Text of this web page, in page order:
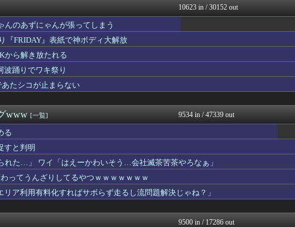
ホクホクゥ！」←
思考ちゃんねる
が語る、あの時のリアルすぎる体...
GOSSIP速報
ｗｗｗｗｗ
！ホクホクゥ！」←
峡直撃確定」日本「最も強い勢...
/)；｀ω´)＜国家総動...
る冷感ポンチョが3,98...
VIPPER速報
乃木坂46】
4人衆、発見されるｗｗｗｗｗ...
ス見ると思うんだが雰囲気美人や...
喪女リカ喪女ルカ┃鬼女・生...
がーるずレポート - ガー...
された美人すぎるご尊顔がこ...
不思議.net - 5ch...
ヤバすぎて草ｗｗｗ
の戦い！メイドvs執事にな...
んでもない事態にｗｗｗ【怖すぎ...
キスログ
、メガドラミニ、ネオジオミニ
あらまめ2ch
態度とはｗｗｗｗ
気団まとめ-噫無情-｜嫁・...
波でドナウ川が歴史的渇水！
軍事・ミリタリー速報☆彡
吸不能の重篤状態に 「腫瘍でない...
がーるずレポート - ガー...
て大渋滞にｗｗｗｗｗ
ジャンプ速報
10623 in / 30152 out
んのあずにゃんが張ってしまう
『FRIDAY』表紙で神ボディ大解放
から解き放たれる
波踊りでワキ祭り
あたシコが止まらない
www [一覧] 9534 in / 47339 out
る
すと判明
れた…」 ワイ「はえーかわいそう…会社滅茶苦茶やろなぁ」
ってうんざりしてるやつｗｗｗｗｗｗｗ
リア利用有料化すればサボらず走るし流問題解決じゃね？」
9500 in / 17286 out